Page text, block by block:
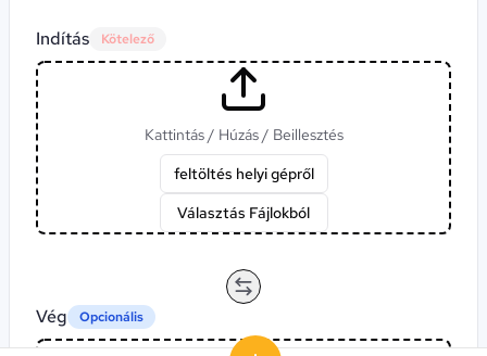
Indítás Kötelező
Kattintás / Húzás / Beillesztés
feltöltés helyi gépről
Választás Fájlokból
Vég Opcionális